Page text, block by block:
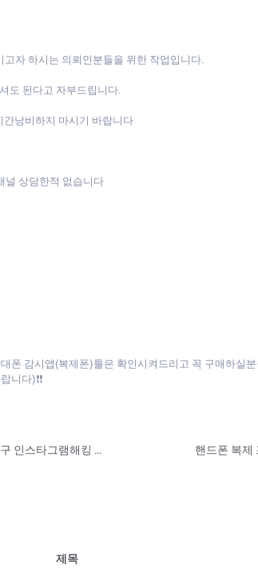
자 하시는 의뢰인분들을 위한 작업입니다.
도 된다고 자부드립니다.
낭비하지 마시기 바랍니다
널 상담한적 없습니다
대폰 감시앱(복제폰)툴은 확인시켜드리고 꼭 구매하
다)❗❗
여자친구 핸드폰복제 카톡해킹✅카톡:help010✅남자친구 인스타그램해킹 카톡도청 위치추적 복제폰 쌍둥이폰 핸드폰도청
제목